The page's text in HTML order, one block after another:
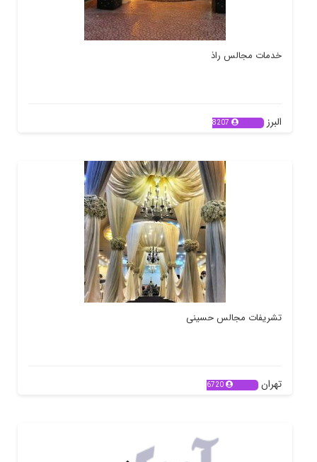
خدمات مجالس راذ
البرز 8207
تشریفات مجالس حسینی
تهران 6720